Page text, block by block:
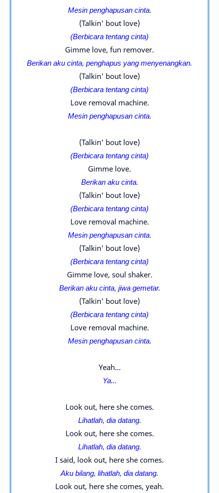
Mesin penghapusan cinta.
(Talkin' bout love)
(Berbicara tentang cinta)
Gimme love, fun remover.
Berikan aku cinta, penghapus yang menyenangkan.
(Talkin' bout love)
(Berbicara tentang cinta)
Love removal machine.
Mesin penghapusan cinta.
(Talkin' bout love)
(Berbicara tentang cinta)
Gimme love.
Berikan aku cinta.
(Talkin' bout love)
(Berbicara tentang cinta)
Love removal machine.
Mesin penghapusan cinta.
(Talkin' bout love)
(Berbicara tentang cinta)
Gimme love, soul shaker.
Berikan aku cinta, jiwa gemetar.
(Talkin' bout love)
(Berbicara tentang cinta)
Love removal machine.
Mesin penghapusan cinta.
Yeah...
Ya...
Look out, here she comes.
Lihatlah, dia datang.
Look out, here she comes.
Lihatlah, dia datang.
I said, look out, here she comes.
Aku bilang, lihatlah, dia datang.
Look out, here she comes, yeah.